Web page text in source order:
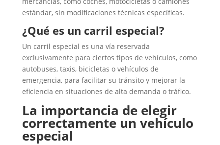
estándar, sin modificaciones técnicas específicas.
¿Qué es un carril especial?
Un carril especial es una vía reservada
exclusivamente para ciertos tipos de vehículos, como
autobuses, taxis, bicicletas o vehículos de
emergencia, para facilitar su tránsito y mejorar la
eficiencia en situaciones de alta demanda o tráfico.
La importancia de elegir
correctamente un vehículo
especial